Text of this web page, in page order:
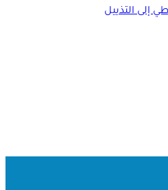
إلى التذييل